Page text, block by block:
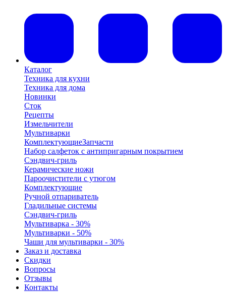
Каталог
Техника для кухни
Техника для дома
Новинки
Сток
Рецепты
Измельчители
Мультиварки
КомплектующиеЗапчасти
Набор салфеток с антипригарным покрытием
Сэндвич-гриль
Керамические ножи
Пароочистители с утюгом
Комплектующие
Ручной отпариватель
Гладильные системы
Сэндвич-гриль
Мультиварка - 30%
Мультиварки - 50%
Чаши для мультиварки - 30%
Заказ и доставка
Скидки
Вопросы
Отзывы
Контакты